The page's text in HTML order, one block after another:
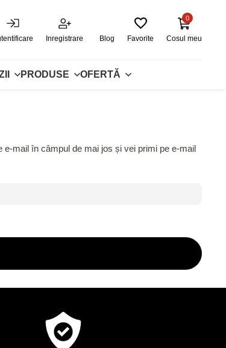
Inregistrare Blog Favorite Cosul meu
0
PRODUSE OFERTĂ
mail în câmpul de mai jos și vei primi pe e-mail